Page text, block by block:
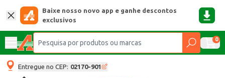
Baixe nosso novo app e ganhe descontos
exclusivos
0
Entregue no CEP: 02170-901